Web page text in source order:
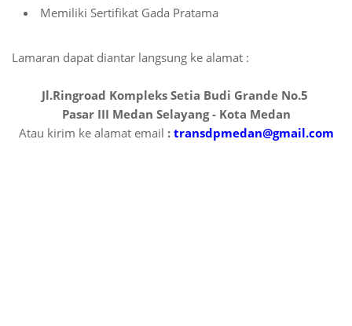
Memiliki Sertifikat Gada Pratama
Lamaran dapat diantar langsung ke alamat :
Jl.Ringroad Kompleks Setia Budi Grande No.5
Pasar III Medan Selayang - Kota Medan
Atau kirim ke alamat email : transdpmedan@gmail.com